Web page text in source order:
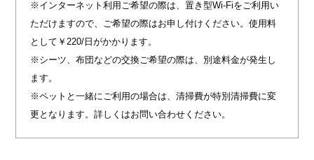
※インターネット利用ご希望の際は、置き型Wi-Fiをご利用い
ただけますので、ご希望の際はお申し付けください。使用料
として￥220/日がかかります。
※シーツ、布団などの交換ご希望の際は、別途料金が発生し
ます。
※ペットと一緒にご利用の場合は、清掃費が特別清掃費に変
更となります。詳しくはお問い合わせください。